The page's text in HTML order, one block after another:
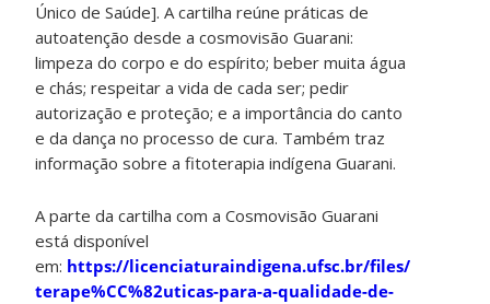
Único de Saúde]. A cartilha reúne práticas de
autoatenção desde a cosmovisão Guarani:
limpeza do corpo e do espírito; beber muita água
e chás; respeitar a vida de cada ser; pedir
autorização e proteção; e a importância do canto
e da dança no processo de cura. Também traz
informação sobre a fitoterapia indígena Guarani.
A parte da cartilha com a Cosmovisão Guarani
está disponível
em: https://licenciaturaindigena.ufsc.br/files/2020/05/
terape%CC%82uticas-para-a-qualidade-de-